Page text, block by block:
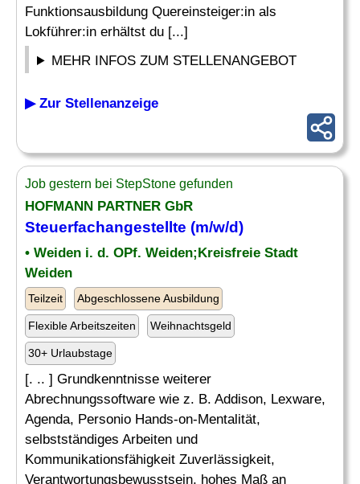
Funktionsausbildung Quereinsteiger:in als
Lokführer:in erhältst du [...]
MEHR INFOS ZUM STELLENANGEBOT
▶ Zur Stellenanzeige
Job gestern bei StepStone gefunden
HOFMANN PARTNER GbR
Steuerfachangestellte (m/w/d)
• Weiden i. d. OPf. Weiden;Kreisfreie Stadt
Weiden
Teilzeit Abgeschlossene Ausbildung
Flexible Arbeitszeiten Weihnachtsgeld
30+ Urlaubstage
[. .. ] Grundkenntnisse weiterer
Abrechnungssoftware wie z. B. Addison, Lexware,
Agenda, Personio Hands-on-Mentalität,
selbstständiges Arbeiten und
Kommunikationsfähigkeit Zuverlässigkeit,
Verantwortungsbewusstsein, hohes Maß an